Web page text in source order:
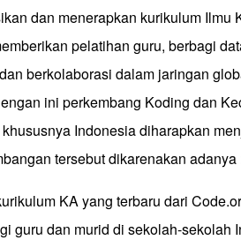
dan menerapkan kurikulum Ilmu
pelatihan guru, berbagi
berkolaborasi dalam jaringan
ini perkembang Koding dan
Indonesia diharapkan
tersebut dikarenakan adanya
KA yang terbaru dari
guru dan murid di sekolah-sekolah